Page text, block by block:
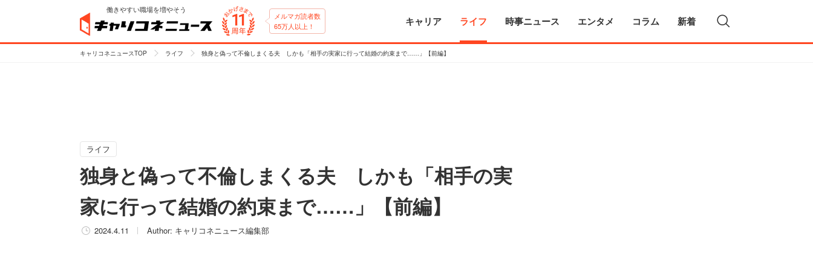
働きやすい職場を増やそう
メルマガ読者数
65万人以上！
キャリア ライフ 時事ニュース エンタメ コラム 新着
キャリコネニュースTOP ライフ 独身と偽って不倫しまくる夫 しかも「相手の実家に行って結婚の約束まで……」【前編】
ライフ
独身と偽って不倫しまくる夫 しかも「相手の実
家に行って結婚の約束まで……」【前編】
2024.4.11 Author: キャリコネニュース編集部